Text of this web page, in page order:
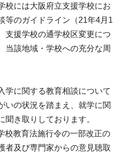
校には大阪府立支援学校にお
等のガイドライン（21年4月1
支援学校の通学校区変更につ
当該地域・学校への充分な周
学に関する教育相談について
いの状況を踏まえ、就学に関
き取りしております。
校教育法施行令の一部改正の
者及び専門家からの意見聴取